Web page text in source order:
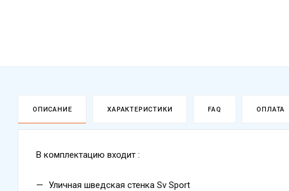
ОПИСАНИЕ ХАРАКТЕРИСТИКИ FAQ ОПЛАТА
В комплектацию входит :
Уличная шведская стенка Sv Sport